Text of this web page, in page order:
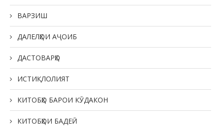
ВАРЗИШ
ДАЛЕЛҲОИ АҶОИБ
ДАСТОВАРҲО
ИСТИҚЛОЛИЯТ
КИТОБҲО БАРОИ КӮДАКОН
КИТОБҲОИ БАДЕӢ